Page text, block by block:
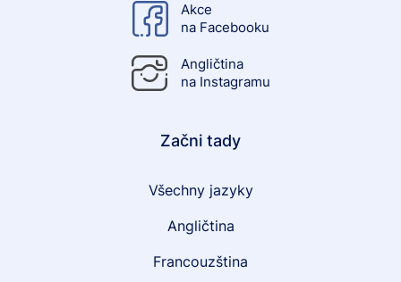
Akce
na Facebooku
Angličtina
na Instagramu
Začni tady
Všechny jazyky
Angličtina
Francouzština